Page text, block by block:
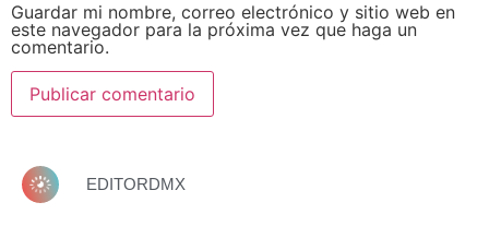
Guardar mi nombre, correo electrónico y sitio web en
este navegador para la próxima vez que haga un
comentario.
EDITORDMX